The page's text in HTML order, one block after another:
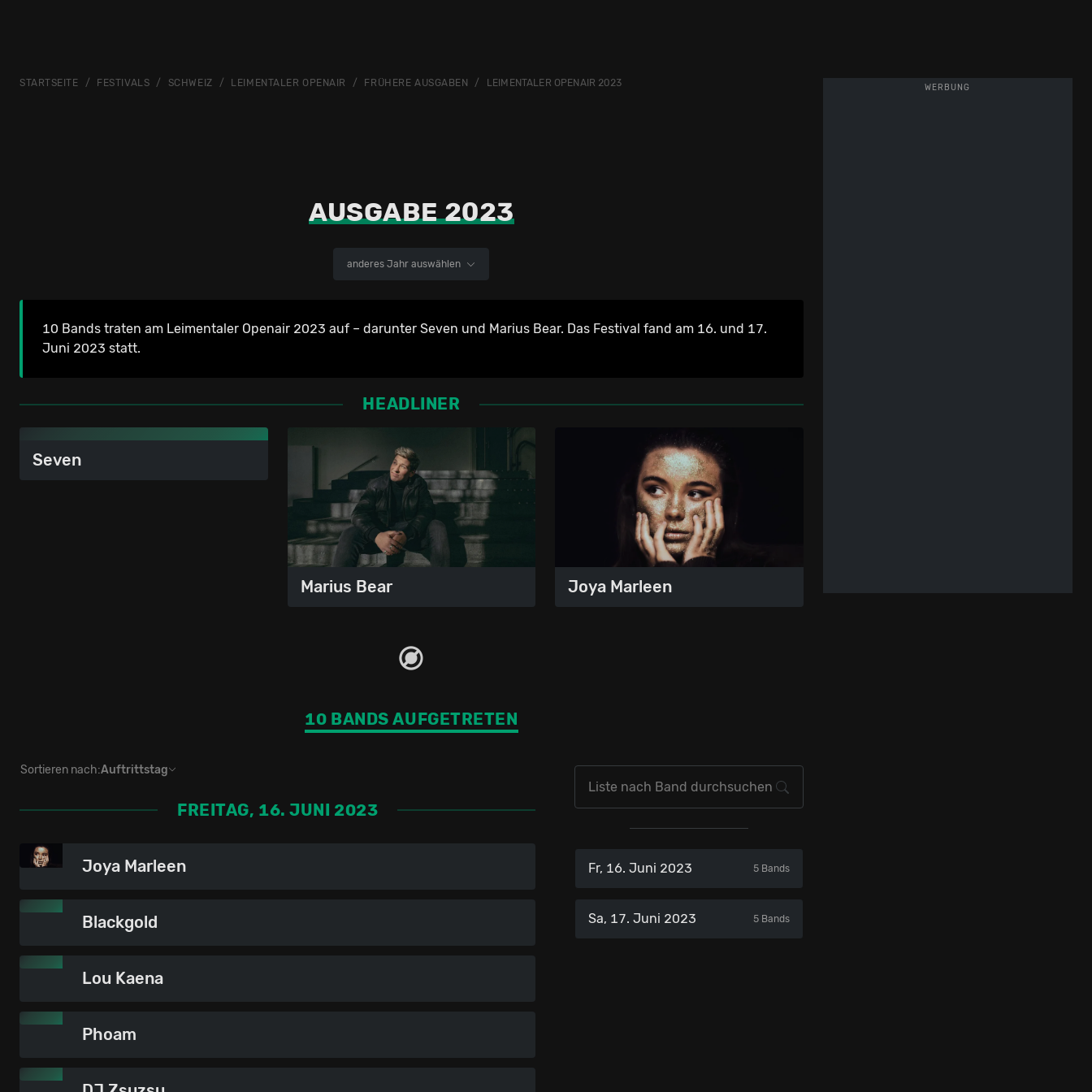
WERBUNG
STARTSEITE FESTIVALS SCHWEIZ LEIMENTALER OPENAIR FRÜHERE AUSGABEN LEIMENTALER OPENAIR 2023
AUSGABE 2023
anderes Jahr auswählen
10 Bands traten am Leimentaler Openair 2023 auf – darunter Seven und Marius Bear. Das Festival fand am 16. und 17.
Juni 2023 statt.
HEADLINER
Seven
Marius Bear Joya Marleen
10 BANDS AUFGETRETEN
Sortieren nach:Auftrittstag
FREITAG, 16. JUNI 2023
Joya Marleen
Blackgold
Lou Kaena
Phoam
Fr, 16. Juni 2023 5 Bands
Sa, 17. Juni 2023 5 Bands